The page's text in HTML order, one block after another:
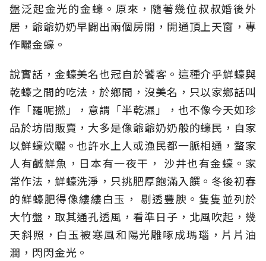
盤泛起金光的金蠔。原來，隨著幾位叔叔婚後外
居，爺爺奶奶早闢出兩個房開，開通頂上天窗，專
作曬金蠔。
說實話，金蠔美名也冠自於饕客。這種介乎鮮蠔與
乾蠔之間的吃法，於鄉間，沒美名，只以家鄉話叫
作「羅呢撚」，意謂「半乾濕」，也不像今天如珍
品於坊間販賣，大多是像爺爺奶奶般的蠔民，自家
以鮮蠔炊曬。也許水上人或漁民都一脈相通，蝥家
人有鹹鮮魚，日本有一夜干， 沙井也有金蠔。家
常作法，鮮蠔洗淨，只挑肥厚飽滿入饌。冬後初春
的鮮蠔肥得像縷縷白玉， 剔透豐腴。隻隻並列於
大竹盤，取其通孔透風，看準日子，北風吹起，幾
天斜照，白玉被寒風和陽光雕啄成瑪瑙，片片油
潤，閃閃金光。